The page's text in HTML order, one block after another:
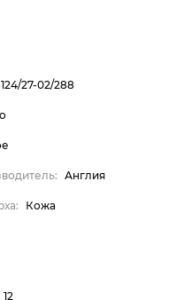
27-02/288
Англия
Кожа
12